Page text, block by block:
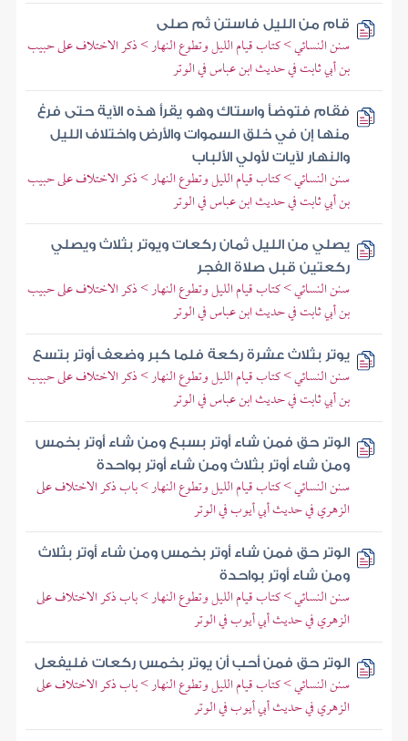
قام من الليل فاستن ثم صلى
سنن النسائي > كتاب قيام الليل وتطوع النهار > ذكر الاختلاف على حبيب
بن أبي ثابت في حديث ابن عباس في الوتر
فقام فتوضأ واستاك وهو يقرأ هذه الآية حتى فرغ
منها إن في خلق السموات والأرض واختلاف الليل
والنهار لآيات لأولي الألباب
سنن النسائي > كتاب قيام الليل وتطوع النهار > ذكر الاختلاف على حبيب
بن أبي ثابت في حديث ابن عباس في الوتر
يصلي من الليل ثمان ركعات ويوتر بثلاث ويصلي
ركعتين قبل صلاة الفجر
سنن النسائي > كتاب قيام الليل وتطوع النهار > ذكر الاختلاف على حبيب
بن أبي ثابت في حديث ابن عباس في الوتر
يوتر بثلاث عشرة ركعة فلما كبر وضعف أوتر بتسع
سنن النسائي > كتاب قيام الليل وتطوع النهار > ذكر الاختلاف على حبيب
بن أبي ثابت في حديث ابن عباس في الوتر
الوتر حق فمن شاء أوتر بسبع ومن شاء أوتر بخمس
ومن شاء أوتر بثلاث ومن شاء أوتر بواحدة
سنن النسائي > كتاب قيام الليل وتطوع النهار > باب ذكر الاختلاف على
الزهري في حديث أبي أيوب في الوتر
الوتر حق فمن شاء أوتر بخمس ومن شاء أوتر بثلاث
ومن شاء أوتر بواحدة
سنن النسائي > كتاب قيام الليل وتطوع النهار > باب ذكر الاختلاف على
الزهري في حديث أبي أيوب في الوتر
الوتر حق فمن أحب أن يوتر بخمس ركعات فليفعل
سنن النسائي > كتاب قيام الليل وتطوع النهار > باب ذكر الاختلاف على
الزهري في حديث أبي أيوب في الوتر